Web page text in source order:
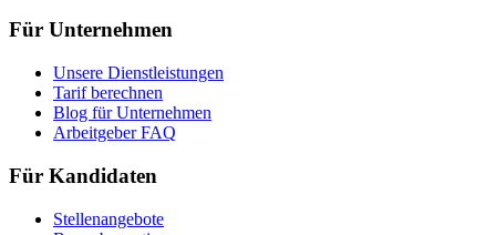
Für Unternehmen
Unsere Dienstleistungen
Tarif berechnen
Blog für Unternehmen
Arbeitgeber FAQ
Für Kandidaten
Stellenangebote